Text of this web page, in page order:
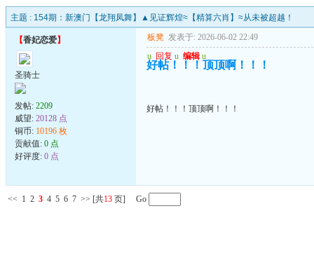
主题 : 154期：新澳门【龙翔凤舞】▲见证辉煌≈【精算六肖】≈从未被超越！
【香妃恋爱】
圣骑士
发帖: 2209
威望: 20128 点
铜币: 10196 枚
贡献值: 0 点
好评度: 0 点
板凳 发表于: 2026-06-02 22:49
u 回复 u 编辑 u
好帖！！！顶顶啊！！！
好帖！！！顶顶啊！！！
<< 1 2 3 4 5 6 7 >> [共13 页] Go